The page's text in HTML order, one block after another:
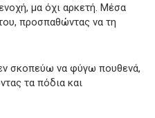
μα όχι αρκετή. Μέσα
προσπαθώντας να τη
σκοπεύω να φύγω πουθενά,
τα πόδια και